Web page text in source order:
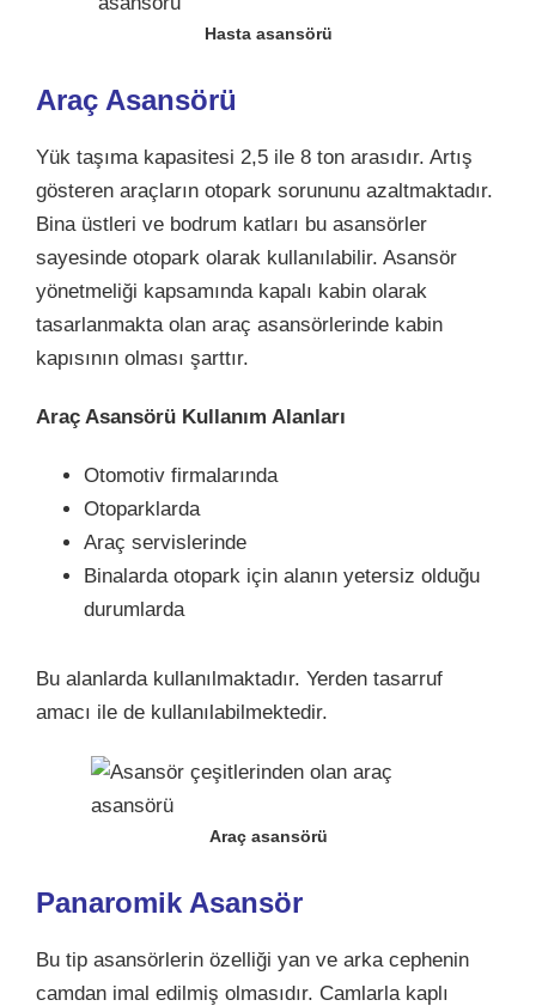
Hasta asansörü
Araç Asansörü
Yük taşıma kapasitesi 2,5 ile 8 ton arasıdır. Artış
gösteren araçların otopark sorununu azaltmaktadır.
Bina üstleri ve bodrum katları bu asansörler
sayesinde otopark olarak kullanılabilir. Asansör
yönetmeliği kapsamında kapalı kabin olarak
tasarlanmakta olan araç asansörlerinde kabin
kapısının olması şarttır.
Araç Asansörü Kullanım Alanları
Otomotiv firmalarında
Otoparklarda
Araç servislerinde
Binalarda otopark için alanın yetersiz olduğu
durumlarda
Bu alanlarda kullanılmaktadır. Yerden tasarruf
amacı ile de kullanılabilmektedir.
Araç asansörü
Panaromik Asansör
Bu tip asansörlerin özelliği yan ve arka cephenin
camdan imal edilmiş olmasıdır. Camlarla kaplı